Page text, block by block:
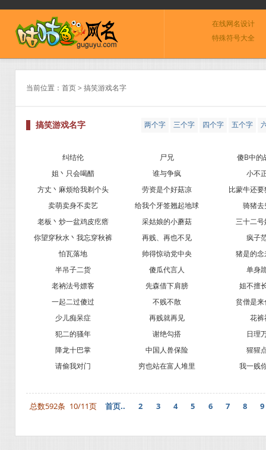
在线网名设计
特殊符号大全
当前位置： 首页> 搞笑游戏名字
两个字 三个字 四个字 五个字
搞笑游戏名字
纠结伦 尸兄
傻B中的
姐丶只会喝醋
谁与争疯
小不
方丈丶麻烦给我剃个头
劳资是个好菇凉
比蒙牛还
卖萌卖身不卖艺
给我个牙签翘起地球
骑猪去
老板丶炒一盆鸡皮疙瘩
采姑娘的小蘑菇
三十二
你望穿秋水丶我忘穿秋裤
再贱、再也不见
疯子
怕瓦落地
帅得惊动党中央
猪是的
半吊子二货
傻瓜代言人
单身
老衲法号嫖客
先森借下肩膀
姐不擅
一起二过傻过
不贱不散
贫僧是
少儿痴呆症
再贱就再见
花裤
犯二的骚年
谢绝勾搭
日理
降龙十巴掌
中国人兽保险
猩猩
请偷我对门
穷也站在富人堆里 我一贱
总数592条 10/11页 首页.. 2 3 4 5 6 7 8 9